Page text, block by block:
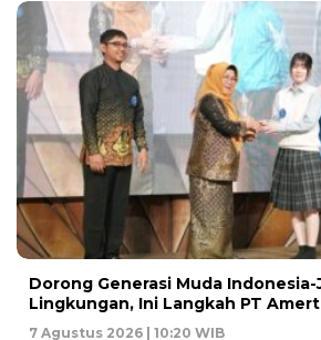
Dorong Generasi Muda
Lingkungan, Ini Langkah PT
7 Agustus 2026 | 10:20 WIB